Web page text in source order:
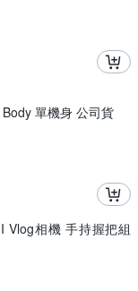
單機身 公司貨
Vlog相機 手持握把組